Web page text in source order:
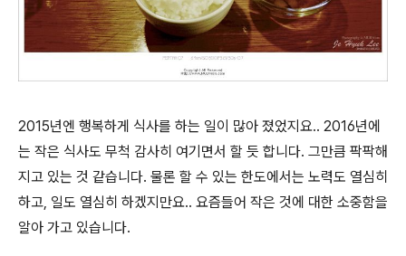
2015년엔 행복하게 식사를 하는 일이 많아 졌었지요.. 2016년에
는 작은 식사도 무척 감사히 여기면서 할 듯 합니다. 그만큼 팍팍해
지고 있는 것 같습니다. 물론 할 수 있는 한도에서는 노력도 열심히
하고, 일도 열심히 하겠지만요.. 요즘들어 작은 것에 대한 소중함을
알아 가고 있습니다.